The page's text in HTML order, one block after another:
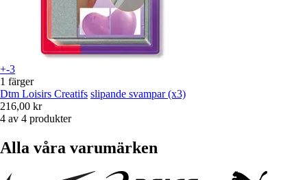
+-3
1 färger
Dtm Loisirs Creatifs slipande svampar (x3)
216,00 kr
4 av 4 produkter
Alla våra varumärken